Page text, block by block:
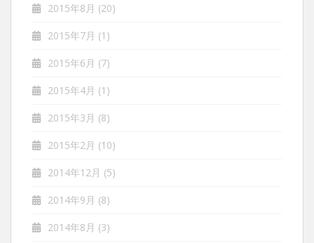
2015年8月 (20)
2015年7月 (1)
2015年6月 (7)
2015年4月 (1)
2015年3月 (8)
2015年2月 (10)
2014年12月 (5)
2014年9月 (8)
2014年8月 (3)